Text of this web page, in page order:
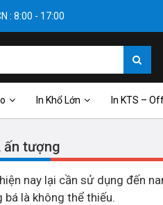
: 8:00 - 17:00
In Khổ Lớn In KTS –
ấn tượng
nay lại cần sử dụng đến
là không thể thiếu.